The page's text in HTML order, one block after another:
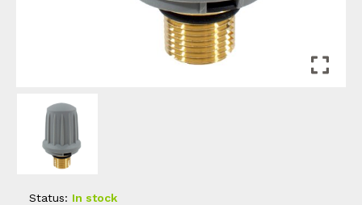
Status: In stock